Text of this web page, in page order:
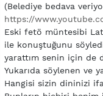
(Belediye bedava
https://
Eski fetö müntesibi
ile konuştuğunu
yarattım senin için de
Yukarıda söylenen ve
Hangisi sizin dininizi